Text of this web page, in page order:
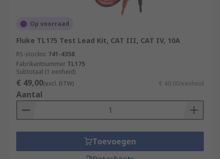
Op voorraad
Fluke TL175 Test Lead Kit, CAT III, CAT IV, 10A
RS-stocknr. 741-4358
Fabrikantnummer TL175
Subtotaal (1 eenheid)
€ 49,00(excl. BTW) € 49,00/eenheid
Aantal
Toevoegen